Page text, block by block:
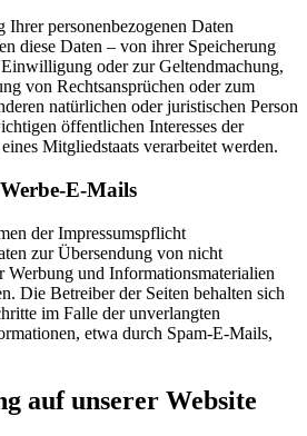
Ihrer personenbezogenen Daten
diese Daten – von ihrer Speicherung
oder zur Geltendmachung,
von Rechtsansprüchen oder zum
natürlichen oder juristischen Person
öffentlichen Interesses der
Mitgliedstaats verarbeitet werden.
E-Mails
der Impressumspflicht
zur Übersendung von nicht
Werbung und Informationsmaterialien
Die Betreiber der Seiten behalten sich
im Falle der unverlangten
etwa durch Spam-E-Mails,
auf unserer Website